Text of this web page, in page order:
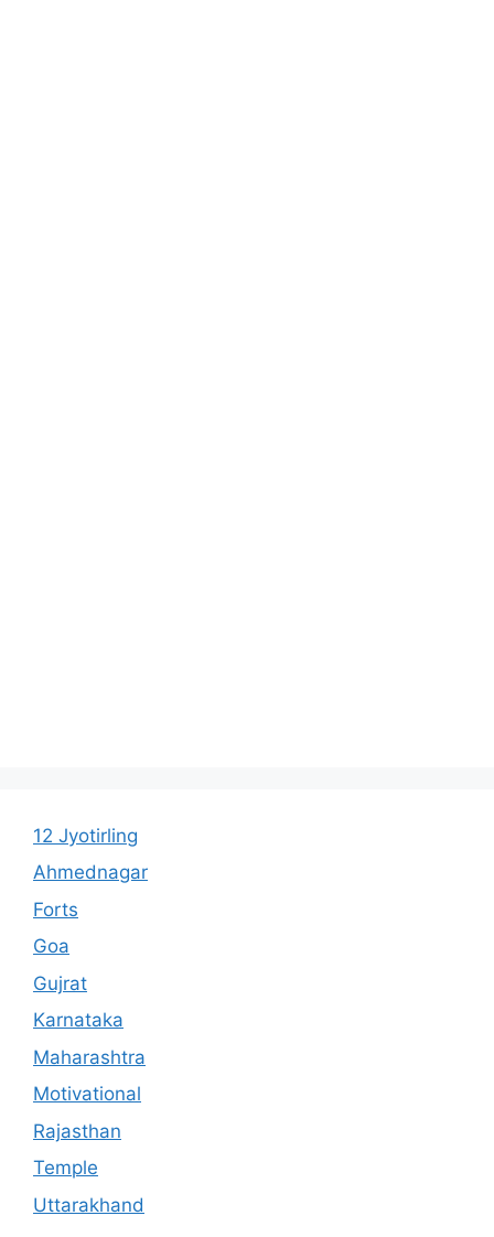
12 Jyotirling
Ahmednagar
Forts
Goa
Gujrat
Karnataka
Maharashtra
Motivational
Rajasthan
Temple
Uttarakhand